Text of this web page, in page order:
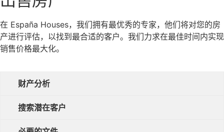
在 España Houses，我们拥有最优秀的专家，他们将对您的房
产进行评估，以找到最合适的客户。我们力求在最佳时间内实现
销售价格最大化。
财产分析
搜索潜在客户